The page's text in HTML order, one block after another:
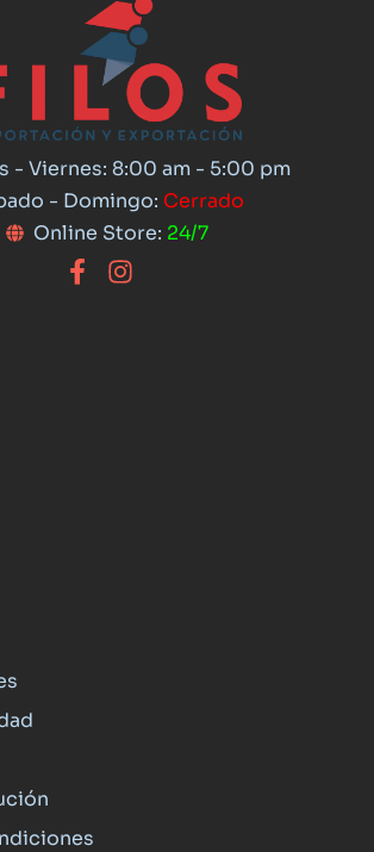
- Viernes: 8:00 am - 5:00 pm
- Domingo: Cerrado
Online Store: 24/7